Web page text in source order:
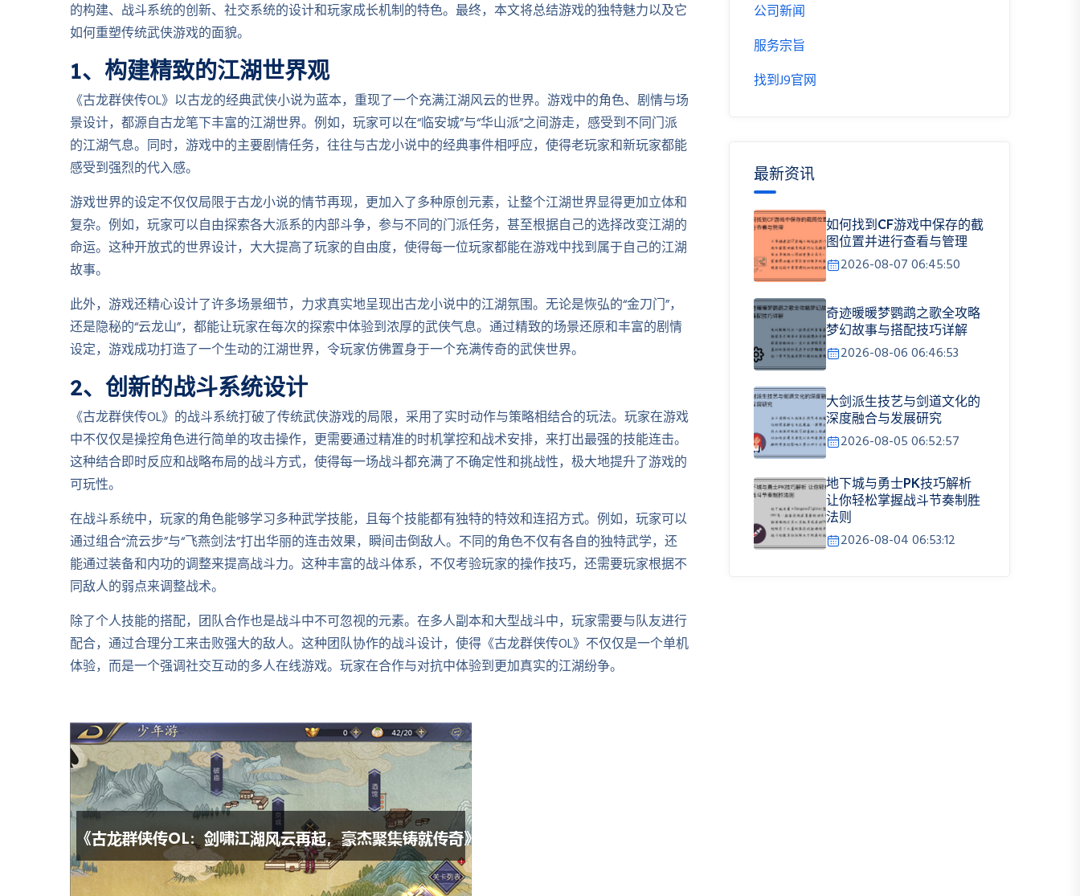
的构建、战斗系统的创新、社交系统的设计和玩家成长机制的特色。最终，本文将总结游戏的独特魅力以及它
如何重塑传统武侠游戏的面貌。
1、构建精致的江湖世界观
《古龙群侠传OL》以古龙的经典武侠小说为蓝本，重现了一个充满江湖风云的世界。游戏中的角色、剧情与场
景设计，都源自古龙笔下丰富的江湖世界。例如，玩家可以在“临安城”与“华山派”之间游走，感受到不同门派
的江湖气息。同时，游戏中的主要剧情任务，往往与古龙小说中的经典事件相呼应，使得老玩家和新玩家都能
感受到强烈的代入感。
游戏世界的设定不仅仅局限于古龙小说的情节再现，更加入了多种原创元素，让整个江湖世界显得更加立体和
复杂。例如，玩家可以自由探索各大派系的内部斗争，参与不同的门派任务，甚至根据自己的选择改变江湖的
命运。这种开放式的世界设计，大大提高了玩家的自由度，使得每一位玩家都能在游戏中找到属于自己的江湖
故事。
此外，游戏还精心设计了许多场景细节，力求真实地呈现出古龙小说中的江湖氛围。无论是恢弘的“金刀门”，
还是隐秘的“云龙山”，都能让玩家在每次的探索中体验到浓厚的武侠气息。通过精致的场景还原和丰富的剧情
设定，游戏成功打造了一个生动的江湖世界，令玩家仿佛置身于一个充满传奇的武侠世界。
2、创新的战斗系统设计
《古龙群侠传OL》的战斗系统打破了传统武侠游戏的局限，采用了实时动作与策略相结合的玩法。玩家在游戏
中不仅仅是操控角色进行简单的攻击操作，更需要通过精准的时机掌控和战术安排，来打出最强的技能连击。
这种结合即时反应和战略布局的战斗方式，使得每一场战斗都充满了不确定性和挑战性，极大地提升了游戏的
可玩性。
在战斗系统中，玩家的角色能够学习多种武学技能，且每个技能都有独特的特效和连招方式。例如，玩家可以
通过组合“流云步”与“飞燕剑法”打出华丽的连击效果，瞬间击倒敌人。不同的角色不仅有各自的独特武学，还
能通过装备和内功的调整来提高战斗力。这种丰富的战斗体系，不仅考验玩家的操作技巧，还需要玩家根据不
同敌人的弱点来调整战术。
除了个人技能的搭配，团队合作也是战斗中不可忽视的元素。在多人副本和大型战斗中，玩家需要与队友进行
配合，通过合理分工来击败强大的敌人。这种团队协作的战斗设计，使得《古龙群侠传OL》不仅仅是一个单机
体验，而是一个强调社交互动的多人在线游戏。玩家在合作与对抗中体验到更加真实的江湖纷争。
公司新闻
服务宗旨
找到J9官网
最新资讯
如何找到CF游戏中保存的截
图位置并进行查看与管理
2026-08-07 06:45:50
奇迹暖暖梦鹦鹉之歌全攻略
梦幻故事与搭配技巧详解
2026-08-06 06:46:53
大剑派生技艺与剑道文化的
深度融合与发展研究
2026-08-05 06:52:57
地下城与勇士PK技巧解析
让你轻松掌握战斗节奏制胜
法则
2026-08-04 06:53:12